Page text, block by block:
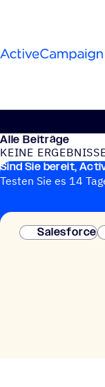
Alle Beiträge
KEINE
Keine Blog-Beiträge
Sind Sie bereit,
Testen Sie es 14
Salesforce